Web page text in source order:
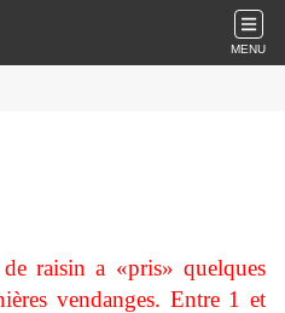
MENU
raisin a «pris» quelques
vendanges. Entre 1 et